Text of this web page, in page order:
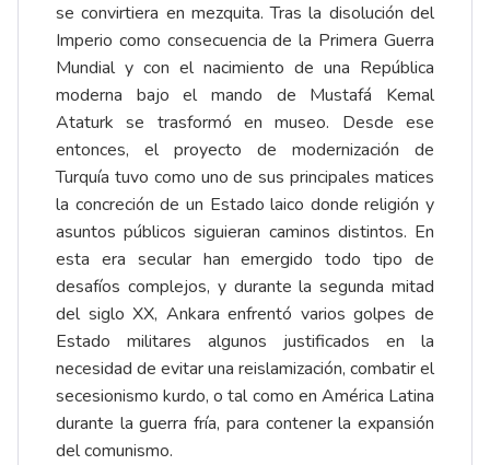
se convirtiera en mezquita. Tras la disolución del
Imperio como consecuencia de la Primera Guerra
Mundial y con el nacimiento de una República
moderna bajo el mando de Mustafá Kemal
Ataturk se trasformó en museo. Desde ese
entonces, el proyecto de modernización de
Turquía tuvo como uno de sus principales matices
la concreción de un Estado laico donde religión y
asuntos públicos siguieran caminos distintos. En
esta era secular han emergido todo tipo de
desafíos complejos, y durante la segunda mitad
del siglo XX, Ankara enfrentó varios golpes de
Estado militares algunos justificados en la
necesidad de evitar una reislamización, combatir el
secesionismo kurdo, o tal como en América Latina
durante la guerra fría, para contener la expansión
del comunismo.